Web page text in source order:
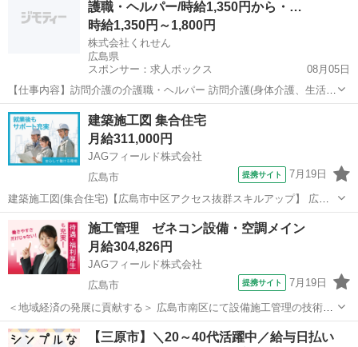
♪【担当業務】◇工程管理・・...護職・ヘルパー/時給1,350円から・…
時給1,350円～1,800円
株式会社くれせん
広島県
スポンサー：求人ボックス
08月05日
【仕事内容】訪問介護の介護職・ヘルパー 訪問介護(身体介護、生活介
護)をお願いします。 〇身体介護:入浴介助、おむつ交換、トイレ介
助、歩行介助、食事介助、清拭、足浴など 〇生活介護:調理、買物、掃
除、洗濯など 直行・直帰OK おす...
アルバイト・パート
建築施工図 集合住宅
月給311,000円
JAGフィールド株式会社
広島市
提携サイト 7月19日
建築施工図(集合住宅)【広島市中区アクセス抜群スキルアップ】 広島
市中区のゼネコン支社にて作図担当者を募集♪ 同社の工事監理部に
て、マンションをはじめとしたRC造の物件をお任せします。 【担当業
務】 ◇施工図作成 ◇図...
広島市 その他
施工管理 ゼネコン設備・空調メイン
月給304,826円
JAGフィールド株式会社
広島市
提携サイト 7月19日
＜地域経済の発展に貢献する＞ 広島市南区にて設備施工管理の技術者
を募集しております！ 安全管理・工程管理・品質管理、施工図チェッ
ク、職長との打ち合わせ、書類作成などをお任せします。 ＜お任せす
広島 広島市 その他
【三原市】＼20～40代活躍中／給与日払い